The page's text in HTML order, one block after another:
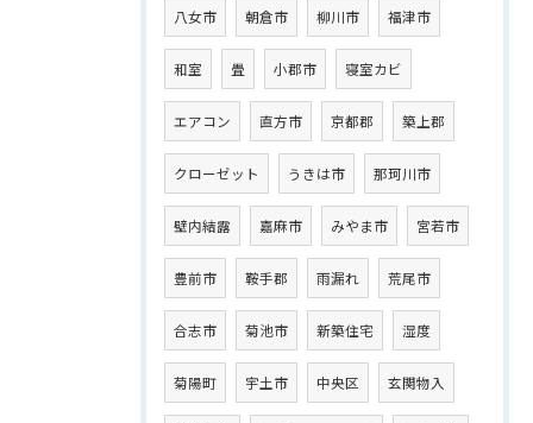
八女市 朝倉市 柳川市 福津市
和室 畳 小郡市 寝室カビ
エアコン 直方市 京都郡 築上郡
クローゼット うきは市 那珂川市
壁内結露 嘉麻市 みやま市 宮若市
豊前市 鞍手郡 雨漏れ 荒尾市
合志市 菊池市 新築住宅 湿度
菊陽町 宇土市 中央区 玄関物入